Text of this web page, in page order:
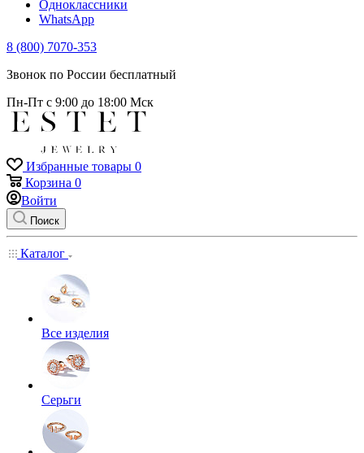
Одноклассники
WhatsApp
8 (800) 7070-353
Звонок по России бесплатный
Пн-Пт с 9:00 до 18:00 Мск
Избранные товары 0
Корзина 0
Войти
Поиск
Каталог
Все изделия
Серьги